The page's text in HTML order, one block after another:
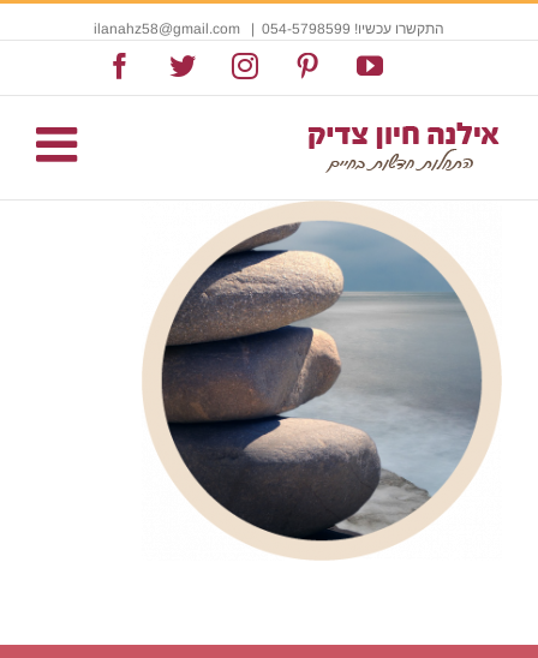
התקשרו עכשיו! 054-5798599 |
YouTube
Pinterest
Instagram
Twitter